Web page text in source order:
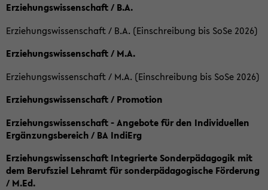
Erziehungswissenschaft / B.A.
Erziehungswissenschaft / B.A. (Einschreibung bis SoSe 2026)
Erziehungswissenschaft / M.A.
Erziehungswissenschaft / M.A. (Einschreibung bis SoSe 2026)
Erziehungswissenschaft / Promotion
Erziehungswissenschaft - Angebote für den Individuellen
Ergänzungsbereich / BA IndiErg
Erziehungswissenschaft Integrierte Sonderpädagogik mit
dem Berufsziel Lehramt für sonderpädagogische Förderung
/ M.Ed.